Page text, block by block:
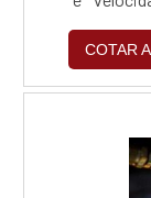
máquina
mercado
do
COTAR